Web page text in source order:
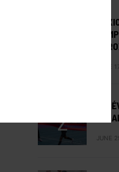
JUNE
JUNE